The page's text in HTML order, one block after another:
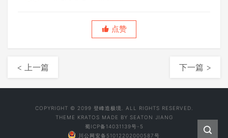
点赞
< 上一篇 下一篇 >
COPYRIGHT © 2099 登峰造极境. ALL RIGHTS RESERVED.
THEME KRATOS MADE BY SEATON JIANG
蜀ICP备14031139号-5
川公网安备51012202000587号